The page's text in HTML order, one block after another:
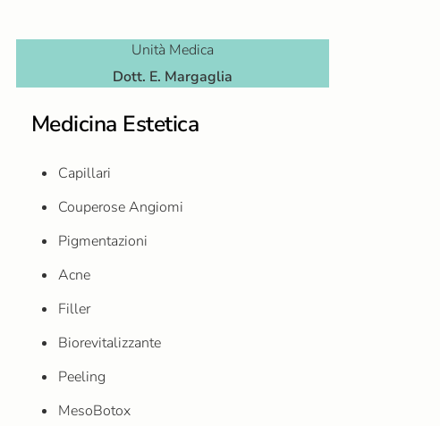
Unità Medica
Dott. E. Margaglia
Medicina Estetica
Capillari
Couperose Angiomi
Pigmentazioni
Acne
Filler
Biorevitalizzante
Peeling
MesoBotox